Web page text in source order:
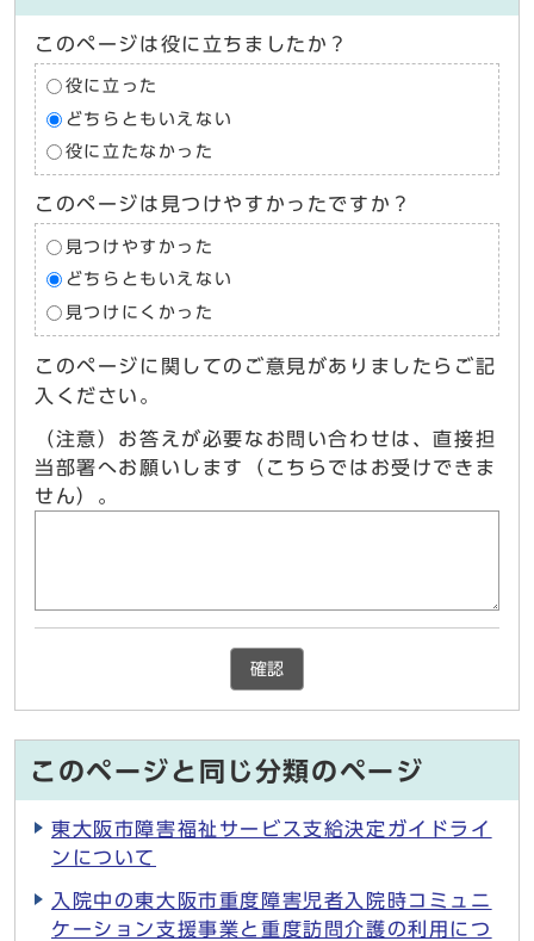
このページは役に立ちましたか？
役に立った
どちらともいえない
役に立たなかった
このページは見つけやすかったですか？
見つけやすかった
どちらともいえない
見つけにくかった
このページに関してのご意見がありましたらご記
入ください。
（注意）お答えが必要なお問い合わせは、直接担
当部署へお願いします（こちらではお受けできま
せん）。
確認
このページと同じ分類のページ
東大阪市障害福祉サービス支給決定ガイドライ
ンについて
入院中の東大阪市重度障害児者入院時コミュニ
ケーション支援事業と重度訪問介護の利用につ